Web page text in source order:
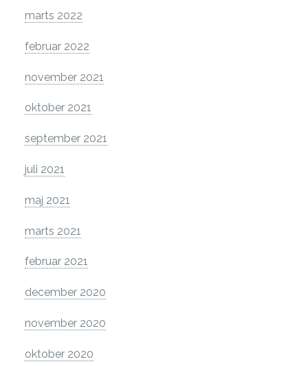
marts 2022
februar 2022
november 2021
oktober 2021
september 2021
juli 2021
maj 2021
marts 2021
februar 2021
december 2020
november 2020
oktober 2020